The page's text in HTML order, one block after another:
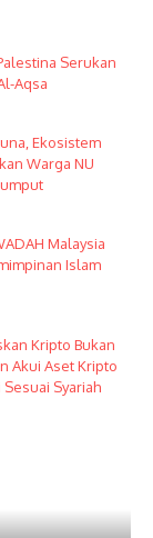
Serukan
Aqsa
Ekosistem
Warga NU
Malaysia
Islam
Kripto Bukan
Akui Aset Kripto
Syariah